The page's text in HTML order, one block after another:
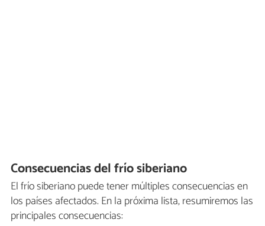
Consecuencias del frío siberiano
El frío siberiano puede tener múltiples consecuencias en
los países afectados. En la próxima lista, resumiremos las
principales consecuencias: